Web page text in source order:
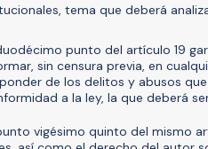
tema que deberá
punto del artículo 19
sin censura previa, en
de los delitos y abusos
a la ley, la que deberá
vigésimo quinto del mismo